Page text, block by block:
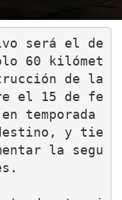
será el de
60 kilómet
de la
el 15 de fe
temporada
y tie
la segu